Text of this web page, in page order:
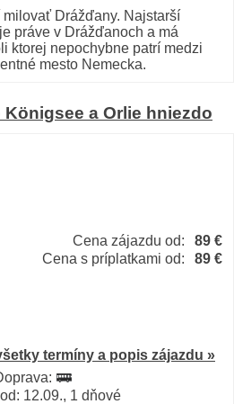
Drážďany. Najstarší
práve v Drážďanoch a má
ktorej nepochybne patrí medzi
mesto Nemecka.
a Orlie hniezdo
Cena zájazdu od:
89 €
Cena s príplatkami od:
89 €
termíny a popis zájazdu »
12.09., 1 dňové